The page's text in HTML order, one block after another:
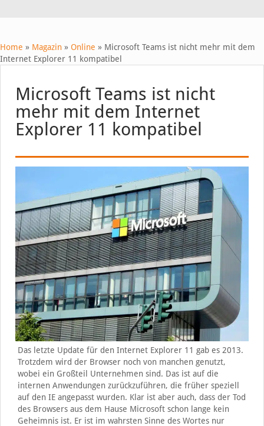
Home » Magazin » Online » Microsoft Teams ist nicht mehr mit dem
Internet Explorer 11 kompatibel
Microsoft Teams ist nicht
mehr mit dem Internet
Explorer 11 kompatibel
Das letzte Update für den Internet Explorer 11 gab es 2013.
Trotzdem wird der Browser noch von manchen genutzt,
wobei ein Großteil Unternehmen sind. Das ist auf die
internen Anwendungen zurückzuführen, die früher speziell
auf den IE angepasst wurden. Klar ist aber auch, dass der Tod
des Browsers aus dem Hause Microsoft schon lange kein
Geheimnis ist. Er ist im wahrsten Sinne des Wortes nur